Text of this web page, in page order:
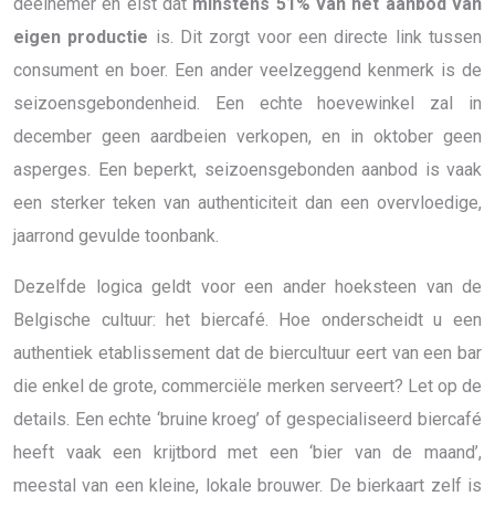
deelnemer en eist dat minstens 51% van het aanbod van
eigen productie is. Dit zorgt voor een directe link tussen
consument en boer. Een ander veelzeggend kenmerk is de
seizoensgebondenheid. Een echte hoevewinkel zal in
december geen aardbeien verkopen, en in oktober geen
asperges. Een beperkt, seizoensgebonden aanbod is vaak
een sterker teken van authenticiteit dan een overvloedige,
jaarrond gevulde toonbank.
Dezelfde logica geldt voor een ander hoeksteen van de
Belgische cultuur: het biercafé. Hoe onderscheidt u een
authentiek etablissement dat de biercultuur eert van een bar
die enkel de grote, commerciële merken serveert? Let op de
details. Een echte ‘bruine kroeg’ of gespecialiseerd biercafé
heeft vaak een krijtbord met een ‘bier van de maand’,
meestal van een kleine, lokale brouwer. De bierkaart zelf is